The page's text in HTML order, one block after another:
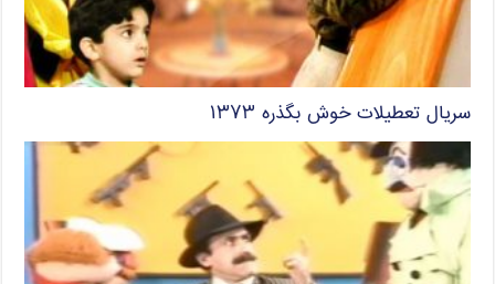
سریال تعطیلات خوش بگذره ۱۳۷۳